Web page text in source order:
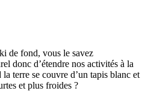
de fond, vous le savez
donc d’étendre nos activités à la
terre se couvre d’un tapis blanc et
et plus froides ?